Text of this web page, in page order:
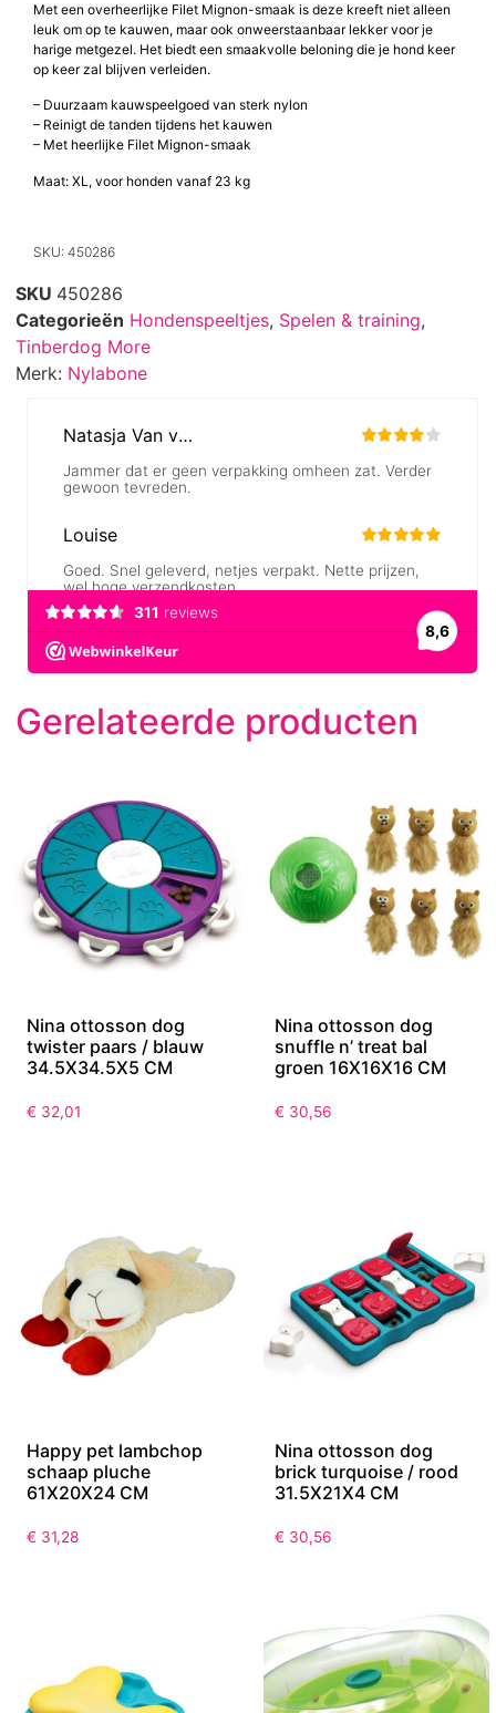
Met een overheerlijke Filet Mignon-smaak is deze kreeft niet alleen
leuk om op te kauwen, maar ook onweerstaanbaar lekker voor je
harige metgezel. Het biedt een smaakvolle beloning die je hond keer
op keer zal blijven verleiden.
– Duurzaam kauwspeelgoed van sterk nylon
– Reinigt de tanden tijdens het kauwen
– Met heerlijke Filet Mignon-smaak
Maat: XL, voor honden vanaf 23 kg
SKU: 450286
SKU 450286
Categorieën Hondenspeeltjes, Spelen & training,
Tinberdog More
Merk: Nylabone
Gerelateerde producten
Nina ottosson dog
twister paars / blauw
34.5X34.5X5 CM
€ 32,01
Nina ottosson dog
snuffle n’ treat bal
groen 16X16X16 CM
€ 30,56
Happy pet lambchop
schaap pluche
61X20X24 CM
€ 31,28
Nina ottosson dog
brick turquoise / rood
31.5X21X4 CM
€ 30,56